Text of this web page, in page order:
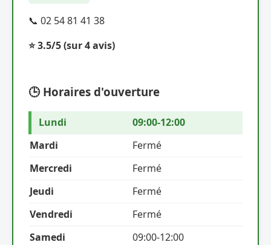
📞 02 54 81 41 38
⭐ 3.5/5(sur 4 avis)
🕒 Horaires d'ouverture
Lundi
09:00-12:00
Mardi
Fermé
Mercredi
Fermé
Jeudi
Fermé
Vendredi
Fermé
Samedi
09:00-12:00